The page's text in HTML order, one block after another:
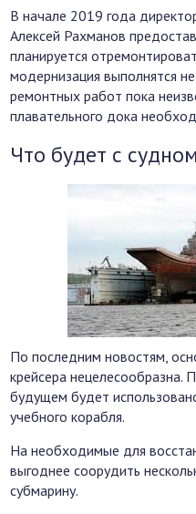
В начале 2019 года
Алексей Рахманов
планируется
модернизация выполнятся
ремонтных работ пока
плавательного дока
Что будет с судном
По последним новостям,
крейсера нецелесообразна.
будущем будет
учебного корабля.
На необходимые для
выгоднее соорудить
субмарину.